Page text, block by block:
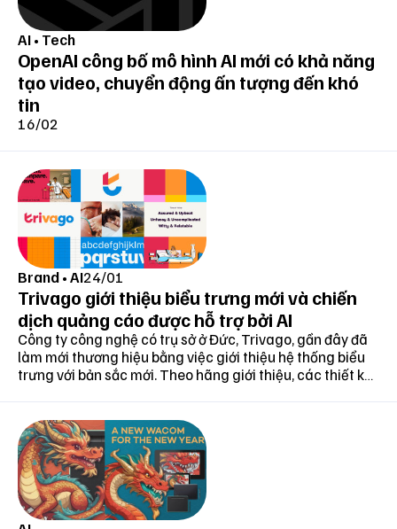
AI• Tech
OpenAI công bố mô hình AI mới có khả năng
tạo video, chuyển động ấn tượng đến khó
tin
16/02
Brand•AI24/01
Trivago giới thiệu biểu trưng mới và chiến
dịch quảng cáo được hỗ trợ bởi AI
Công ty công nghệ có trụ sở ở Đức, Trivago, gần đây đã
làm mới thương hiệu bằng việc giới thiệu hệ thống biểu
trưng với bản sắc mới. Theo hãng giới thiệu, các thiết kế